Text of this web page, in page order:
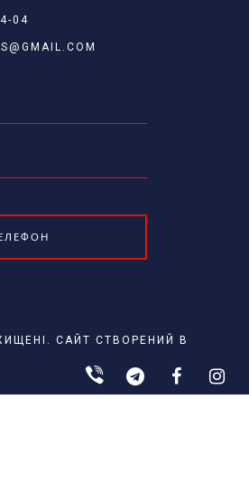
04
САЙТ СТВОРЕНИЙ В